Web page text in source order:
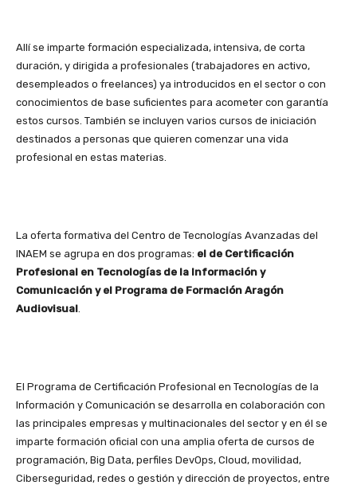
Allí se imparte formación especializada, intensiva, de corta
duración, y dirigida a profesionales (trabajadores en activo,
desempleados o freelances) ya introducidos en el sector o con
conocimientos de base suficientes para acometer con garantía
estos cursos. También se incluyen varios cursos de iniciación
destinados a personas que quieren comenzar una vida
profesional en estas materias.
La oferta formativa del Centro de Tecnologías Avanzadas del
INAEM se agrupa en dos programas: el de Certificación
Profesional en Tecnologías de la Información y
Comunicación y el Programa de Formación Aragón
Audiovisual
El Programa de Certificación Profesional en Tecnologías de la
Información y Comunicación se desarrolla en colaboración con
las principales empresas y multinacionales del sector y en él se
imparte formación oficial con una amplia oferta de cursos de
programación, Big Data, perfiles DevOps, Cloud, movilidad,
Ciberseguridad, redes o gestión y dirección de proyectos, entre